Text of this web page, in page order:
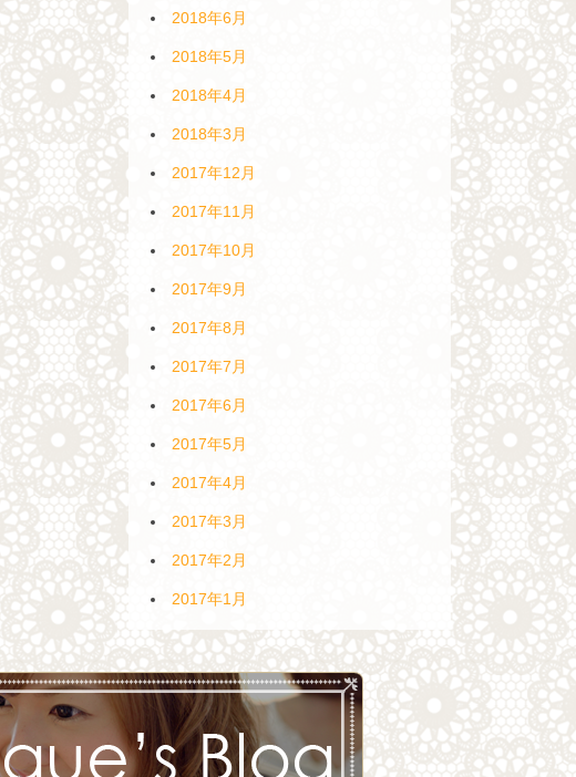
2018年6月
2018年5月
2018年4月
2018年3月
2017年12月
2017年11月
2017年10月
2017年9月
2017年8月
2017年7月
2017年6月
2017年5月
2017年4月
2017年3月
2017年2月
2017年1月